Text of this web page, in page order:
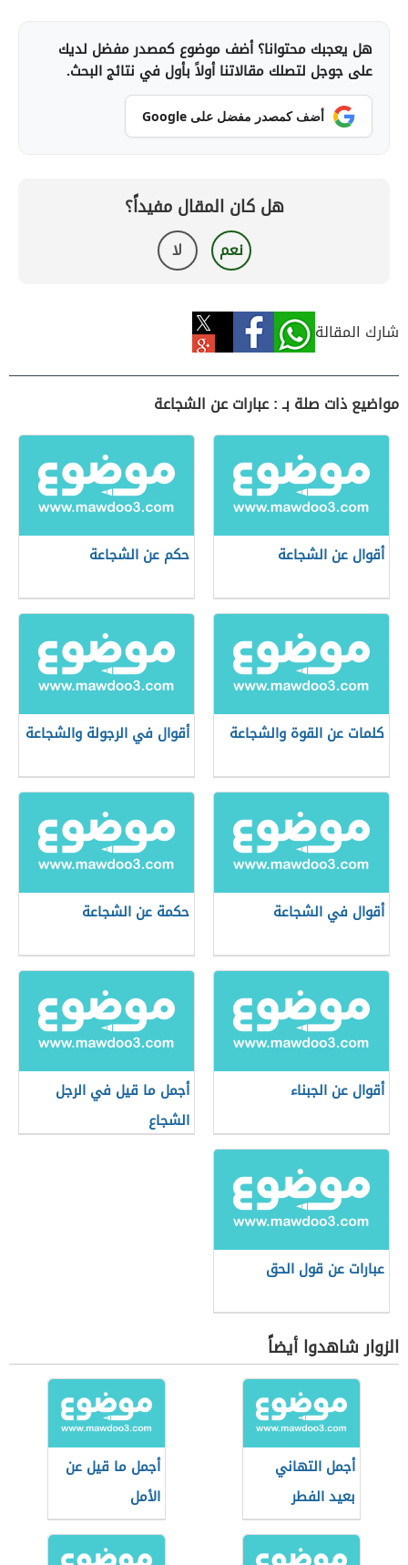
هل يعجبك محتوانا؟ أضف موضوع كمصدر مفضل لديك
على جوجل لتصلك مقالاتنا أولاً بأول في نتائج البحث.
أضف كمصدر مفضل على Google
هل كان المقال مفيداً؟
نعم لا
شارك المقالة
مواضيع ذات صلة بـ : عبارات عن الشجاعة
أقوال عن الشجاعة حكم عن الشجاعة
كلمات عن القوة والشجاعة أقوال في الرجولة والشجاعة
أقوال في الشجاعة حكمة عن الشجاعة
أقوال عن الجبناء
أجمل ما قيل في الرجل
الشجاع
عبارات عن قول الحق
الزوار شاهدوا أيضاً
أجمل التهاني
بعيد الفطر
أجمل ما قيل عن
الأمل